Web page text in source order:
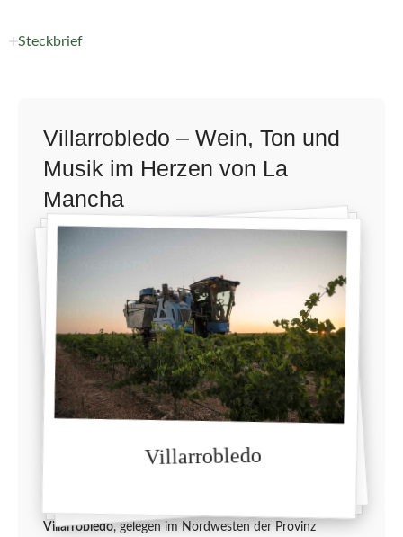
Steckbrief
Villarrobledo – Wein, Ton und
Musik im Herzen von La
Mancha
Villarrobledo, gelegen im Nordwesten der Provinz
Villarrobledo